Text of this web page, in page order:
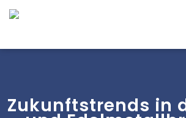
Zukunftstrends in